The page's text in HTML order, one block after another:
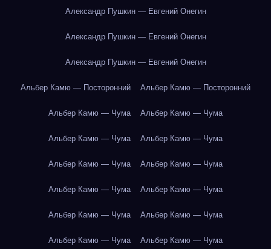
Александр Пушкин — Евгений Онегин
Александр Пушкин — Евгений Онегин
Александр Пушкин — Евгений Онегин
Альбер Камю — Посторонний Альбер Камю — Посторонний
Альбер Камю — Чума Альбер Камю — Чума
Альбер Камю — Чума Альбер Камю — Чума
Альбер Камю — Чума Альбер Камю — Чума
Альбер Камю — Чума Альбер Камю — Чума
Альбер Камю — Чума Альбер Камю — Чума
Альбер Камю — Чума Альбер Камю — Чума